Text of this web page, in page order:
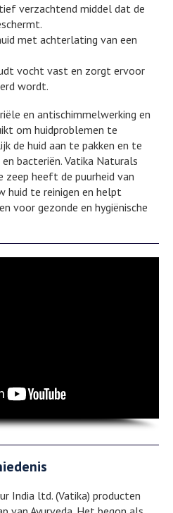
verzachtend middel dat de
met achterlating van een
vocht vast en zorgt ervoor
wordt.
en antischimmelwerking en
om huidproblemen te
de huid aan te pakken en te
bacteriën. Vatika Naturals
heeft de puurheid van
te reinigen en helpt
voor gezonde en hygiënische
India ltd. (Vatika) producten